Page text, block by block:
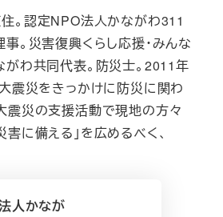
。認定NPO法人かながわ311
。災害復興くらし応援・みんな
がわ共同代表。防災士。2011年
震災をきっかけに防災に関わ
震災の支援活動で現地の方々
に備える」を広めるべく、
人かなが